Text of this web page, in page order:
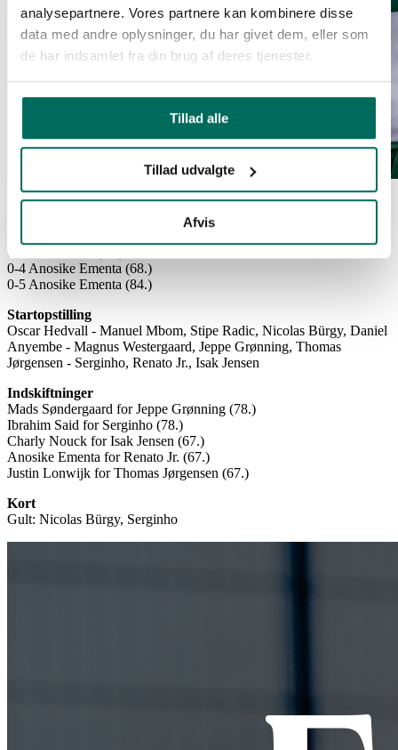
analysepartnere. Vores partnere kan kombinere disse
data med andre oplysninger, du har givet dem, eller som
de har indsamlet fra din brug af deres tjenester.
Tillad alle
Tillad udvalgte
Afvis
Vejle BK-Viborg FF 0-5
0-3 Isak Jensen (65.)
0-4 Anosike Ementa (68.)
0-5 Anosike Ementa (84.)
Startopstilling
Oscar Hedvall - Manuel Mbom, Stipe Radic, Nicolas Bürgy, Daniel
Anyembe - Magnus Westergaard, Jeppe Grønning, Thomas
Jørgensen - Serginho, Renato Jr., Isak Jensen
Indskiftninger
Mads Søndergaard for Jeppe Grønning (78.)
Ibrahim Said for Serginho (78.)
Charly Nouck for Isak Jensen (67.)
Anosike Ementa for Renato Jr. (67.)
Justin Lonwijk for Thomas Jørgensen (67.)
Kort
Gult: Nicolas Bürgy, Serginho